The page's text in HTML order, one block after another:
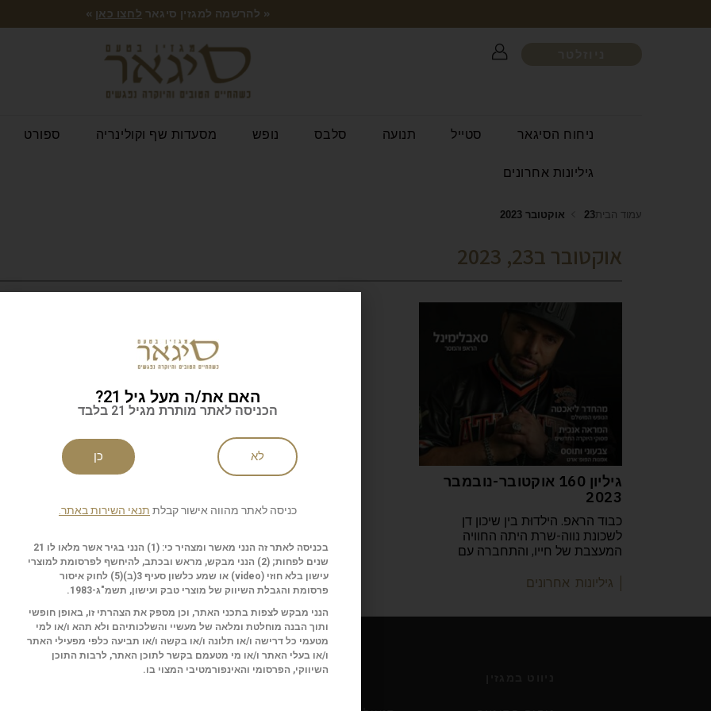
« להרשמה למגזין סיגאר לחצו כאן »
ניחוח הסיגאר סטייל תנועה סלבס נופש מסעדות שף וקולינריה ספורט
גיליונות אחרונים
עמוד הבית23 אוקטובר 2023
אוקטובר ב23, 2023
גיליון 160 אוקטובר-נובמבר
2023
כבוד הראפ. הילדוּת בין שיכון דן
לשכונת נווה-שרת היתה החוויה
המעצבת של חייו, והתחברה עם
| גיליונות אחרונים
האם את/ה מעל גיל 21?
הכניסה לאתר מותרת מגיל 21 בלבד
לא כן
כניסה לאתר מהווה אישור קבלת תנאי השירות באתר.
בכניסה לאתר זה הנני מאשר ומצהיר כי: (1) הנני בגיר אשר מלאו לו 21
שנים לפחות; (2) הנני מבקש, מראש ובכתב, להיחשף לפרסומת למוצרי
עישון בלא חוזי (video
) או שמע כלשון סעיף 3(ב)(5) לחוק איסור
פרסומת והגבלת השיווק של מוצרי טבק ועישון, תשמ"ג-1983.
הנני מבקש לצפות בתכני האתר, וכן מספק את הצהרתי זו, באופן חופשי
ותוך הבנה מוחלטת ומלאה של מעשיי והשלכותיהם ולא תהא ו/או למי
מטעמי כל דרישה ו/או תלונה ו/או בקשה ו/או תביעה כלפי מפעילי האתר
ו/או בעלי האתר ו/או מי מטעמם בקשר לתוכן האתר, לרבות התוכן
השיווקי, הפרסומי והאינפורמטיבי המצוי בו.